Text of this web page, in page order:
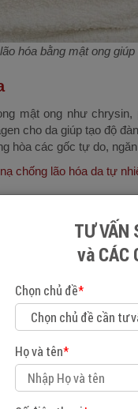
hóa bằng mật ong
mật ong như
cho da giúp tạo độ
hòa các gốc tự do,
chống lão hóa da tự
chống viêm, mật
trạng bít tắc lỗ chân
chống lão
hóa da bằng mật ong
chua
chất, vitamin giúp cấp
TƯ VẤN
và CÁC
Chọn chủ đề*
Họ và tên*